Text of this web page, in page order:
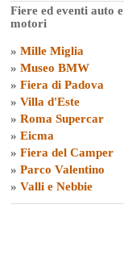
Fiere ed eventi auto e
motori
» Mille Miglia
» Museo BMW
» Fiera di Padova
» Villa d'Este
» Roma Supercar
» Eicma
» Fiera del Camper
» Parco Valentino
» Valli e Nebbie